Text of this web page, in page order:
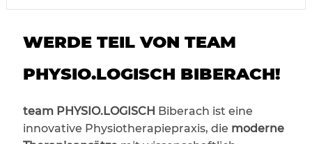
WERDE TEIL VON TEAM
PHYSIO.LOGISCH BIBERACH!
team PHYSIO.LOGISCH Biberach ist eine
innovative Physiotherapiepraxis, die moderne